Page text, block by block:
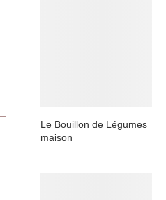
Le Bouillon de Légumes
maison